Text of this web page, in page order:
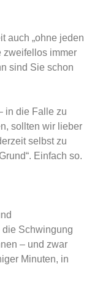
auch „ohne jeden
zweifellos immer
sind Sie schon
in die Falle zu
sollten wir lieber
selbst zu
Einfach so.
die Schwingung
– und zwar
Minuten, in